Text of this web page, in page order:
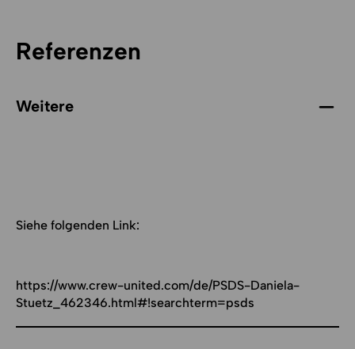
Referenzen
Weitere
Siehe folgenden Link:
https://www.crew-united.com/de/PSDS-Daniela-
Stuetz_462346.html#!searchterm=psds